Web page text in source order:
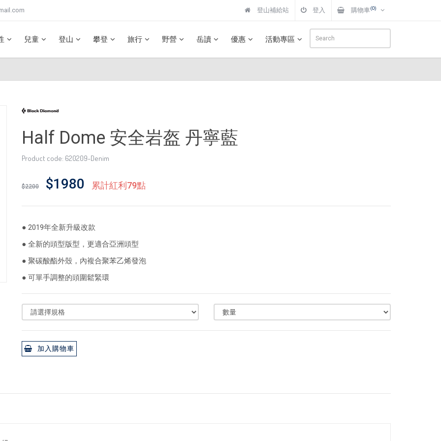
登山補給站 登入 購物車(0)
兒童 登山 攀登 旅行 野營 岳讀 優惠 活動專區
Half Dome 安全岩盔 丹寧藍
Product code: 620209-Denim
$2200 $1980 累計紅利79點
● 2019年全新升級改款
● 全新的頭型版型，更適合亞洲頭型
● 聚碳酸酯外殼，內複合聚苯乙烯發泡
● 可單手調整的頭圍鬆緊環
加入購物車